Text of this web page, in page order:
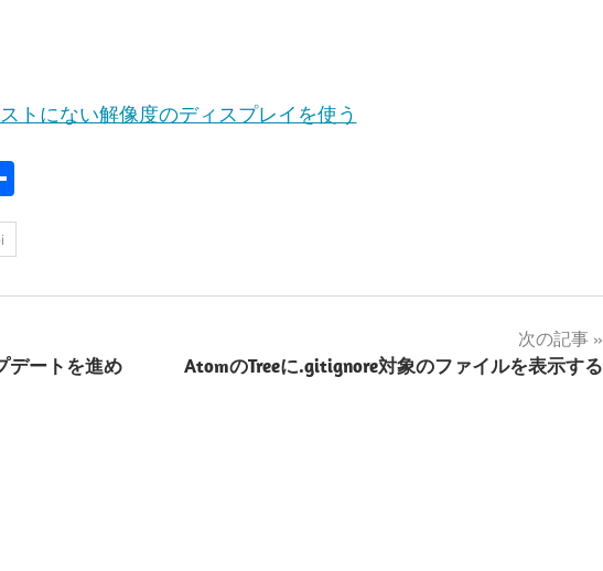
トにない解像度のディスプレイを使う
有
デートを進め
次の記事
AtomのTreeに.gitignore対象のファイルを表示する